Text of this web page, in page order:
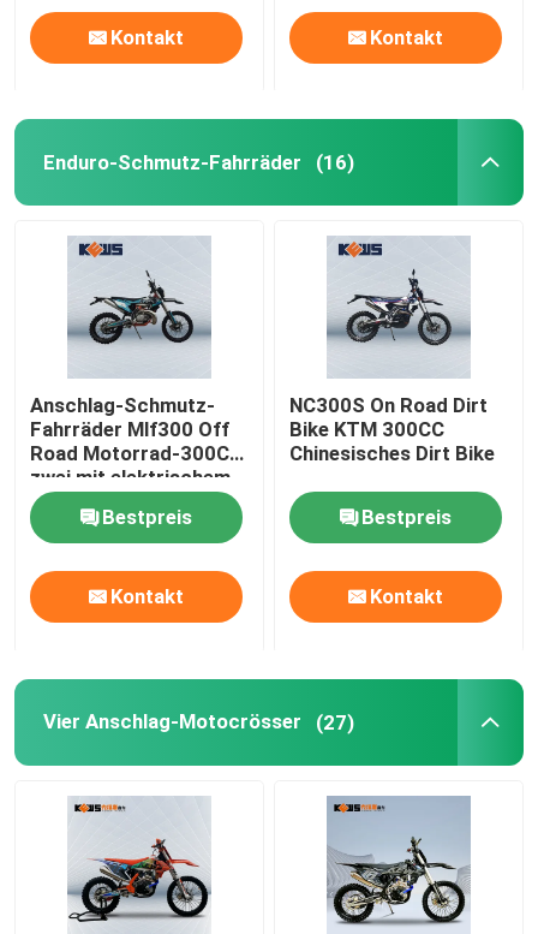
Kontakt Kontakt
Enduro-Schmutz-Fahrräder (16)
Anschlag-Schmutz-
Fahrräder Mlf300 Off
Road Motorrad-300CC
zwei mit elektrischem
Anfangssystem
Bestpreis
Kontakt
NC300S On Road Dirt
Bike KTM 300CC
Chinesisches Dirt Bike
Bestpreis
Kontakt
Vier Anschlag-Motocrösser (27)